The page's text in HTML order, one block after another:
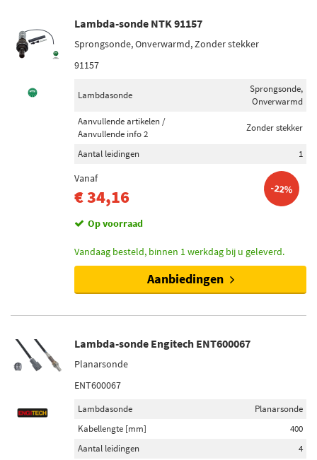
Lambda-sonde NTK 91157
Sprongsonde, Onverwarmd, Zonder stekker
91157
Lambdasonde
Sprongsonde,
Onverwarmd
Aanvullende artikelen /
Aanvullende info 2
Zonder stekker
Aantal leidingen 1
Vanaf
€ 34,16 -22%
Op voorraad
Vandaag besteld, binnen 1 werkdag bij u geleverd.
Aanbiedingen
Lambda-sonde Engitech ENT600067
Planarsonde
ENT600067
Lambdasonde
Planarsonde
Kabellengte [mm]
400
Aantal leidingen
4